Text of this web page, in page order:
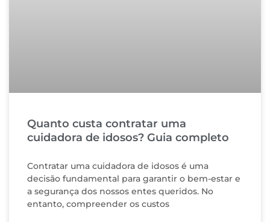
Quanto custa contratar uma
cuidadora de idosos? Guia completo
Contratar uma cuidadora de idosos é uma
decisão fundamental para garantir o bem-estar e
a segurança dos nossos entes queridos. No
entanto, compreender os custos